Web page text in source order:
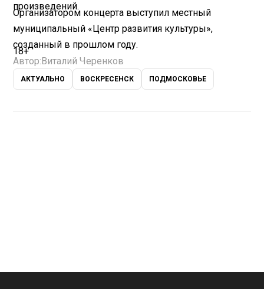
произведений.
Организатором концерта выступил местный
муниципальный «Центр развития культуры»,
созданный в прошлом году.
18+
Автор:Виталий Черенков
АКТУАЛЬНО ВОСКРЕСЕНСК ПОДМОСКОВЬЕ